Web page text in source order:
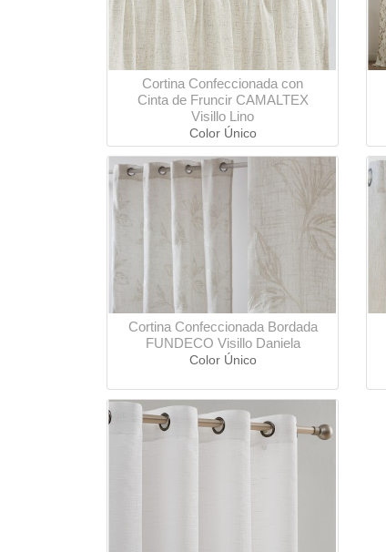
Cortina Confeccionada con
Cinta de Fruncir CAMALTEX
Visillo Lino
Color Único
Cortina Confeccionada Bordada
FUNDECO Visillo Daniela
Color Único